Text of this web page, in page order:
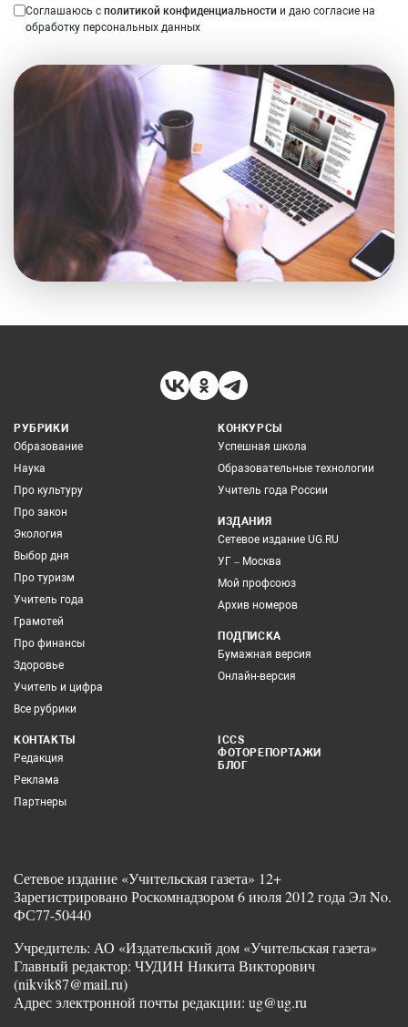
Соглашаюсь с политикой конфиденциальности и даю согласие на
обработку персональных данных
РУБРИКИ
Образование
Наука
Про культуру
Про закон
Экология
Выбор дня
Про туризм
Учитель года
Грамотей
Про финансы
Здоровье
Учитель и цифра
Все рубрики
КОНКУРСЫ
Успешная школа
Образовательные технологии
Учитель года России
ИЗДАНИЯ
Сетевое издание UG.RU
УГ – Москва
Мой профсоюз
Архив номеров
ПОДПИСКА
Бумажная версия
Онлайн-версия
КОНТАКТЫ
Редакция
Реклама
Партнеры
ICCS
ФОТОРЕПОРТАЖИ
БЛОГ
Сетевое издание «Учительская газета» 12+
Зарегистрировано Роскомнадзором 6 июля 2012 года Эл No.
ФС77-50440
Учредитель: АО «Издательский дом «Учительская газета»
Главный редактор: ЧУДИН Никита Викторович
(nikvik87@mail.ru)
Адрес электронной почты редакции: ug@ug.ru